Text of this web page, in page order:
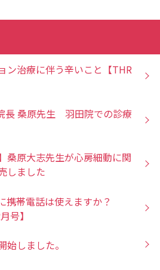
ン治療に伴う辛いこと【THR
長 桑原先生 羽田院での診療
桑原大志先生が心房細動に関
しました
携帯電話は使えますか？
号】
始しました。